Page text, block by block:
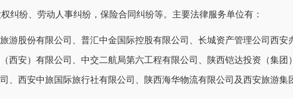
纠纷、劳动人事纠纷，保险合同纠纷等。主要法律服务单位有：
游股份有限公司、普汇中金国际控股有限公司、长城资产管理公司西
西安）有限公司、中交二航局第六工程有限公司、陕西铠达投资（集
西安中旅国际旅行社有限公司、陕西海华物流有限公司及西安旅游集